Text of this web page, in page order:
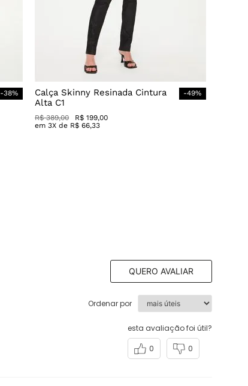
-38%
Calça Skinny Resinada Cintura
Alta C1
-49%
R$ 389,00 R$ 199,00
em3X de R$ 66,33
QUERO AVALIAR
Ordenar por
esta avaliação foi útil?
0
0